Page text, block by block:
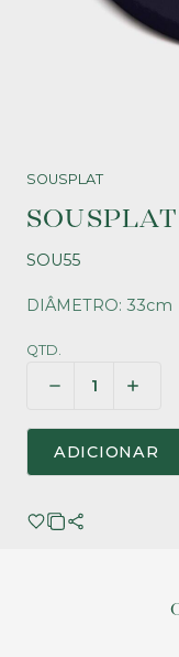
SOUSPLAT
SOU55
DIÂMETRO: 33cm
QTD.
ADICIONAR